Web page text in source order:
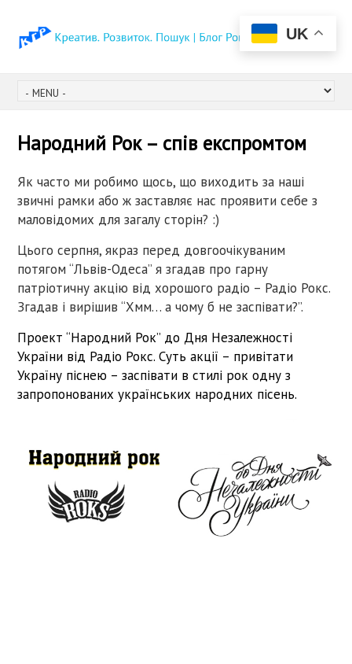
Народний Рок – спів експромтом
Як часто ми робимо щось, що виходить за наші
звичні рамки або ж заставляє нас проявити себе з
маловідомих для загалу сторін? :)
Цього серпня, якраз перед довгоочікуваним
потягом “Львів-Одеса” я згадав про гарну
патріотичну акцію від хорошого радіо – Радіо Рокс.
Згадав і вирішив “Хмм… а чому б не заспівати?”.
Проект “Народний Рок” до Дня Незалежності
України від Радіо Рокс. Суть акції – привітати
Україну піснею – заспівати в стилі рок одну з
запропонованих українських народних пісень.
UK